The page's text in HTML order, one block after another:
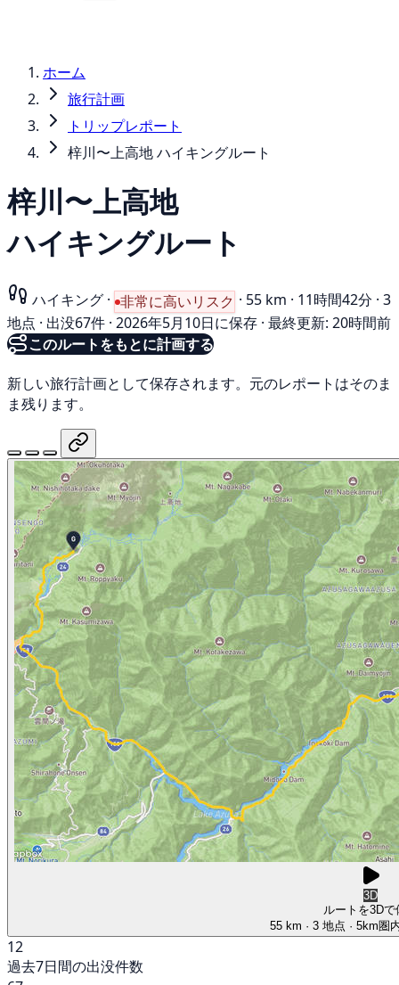
ホーム
旅行計画
トリップレポート
梓川〜上高地 ハイキングルート
梓川〜上高地
ハイキングルート
ハイキング · 非常に高いリスク · 55 km · 11時間42分 · 3
地点 · 出没67件 · 2026年5月10日に保存 · 最終更新: 20時間前
このルートをもとに計画する
新しい旅行計画として保存されます。元のレポートはそのま
ま残ります。
3D
ルートを3Dで
55 km · 3 地点 · 5km圏
12
過去7日間の出没件数